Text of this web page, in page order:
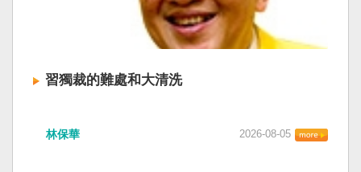
習獨裁的難處和大清洗
林保華 2026-08-05